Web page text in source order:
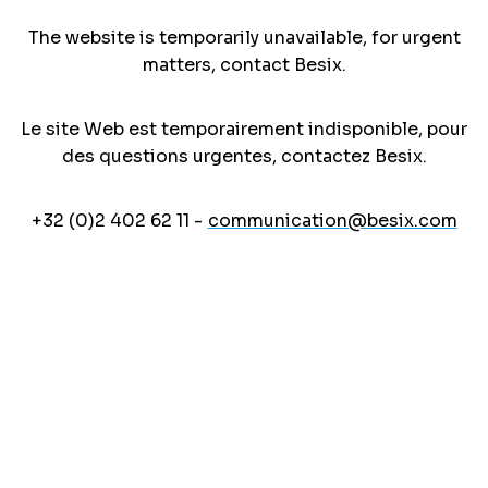
The website is temporarily unavailable, for urgent
matters, contact Besix.
Le site Web est temporairement indisponible, pour
des questions urgentes, contactez Besix.
+32 (0)2 402 62 11 - communication@besix.com